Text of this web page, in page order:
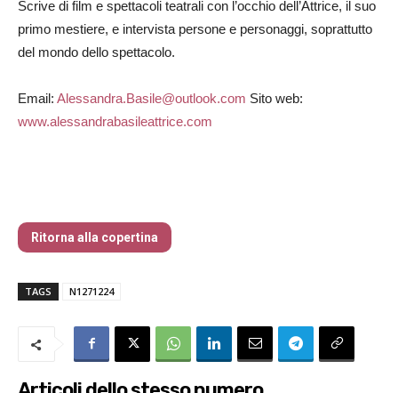
Scrive di film e spettacoli teatrali con l’occhio dell’Attrice, il suo
primo mestiere, e intervista persone e personaggi, soprattutto
del mondo dello spettacolo.
Email: Alessandra.Basile@outlook.com Sito web:
www.alessandrabasileattrice.com
Ritorna alla copertina
TAGS N1271224